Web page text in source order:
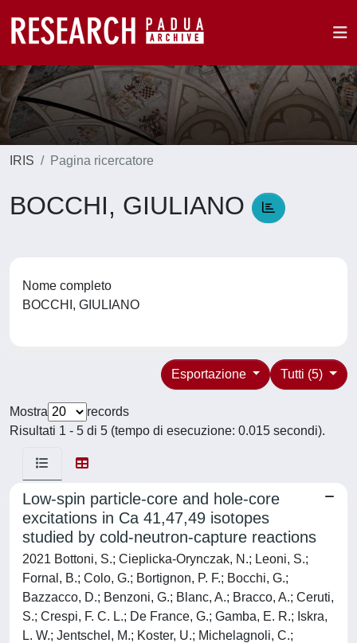
IRIS Pagina ricercatore
BOCCHI, GIULIANO
Nome completo
BOCCHI, GIULIANO
Tutti (5)
Esportazione
Mostra
records
Risultati 1 - 5 di 5 (tempo di esecuzione: 0.015 secondi).
Low-spin particle-core and hole-core
excitations in Ca 41,47,49 isotopes
studied by cold-neutron-capture reactions
2021 Bottoni, S.; Cieplicka-Orynczak, N.; Leoni, S.;
Fornal, B.; Colo, G.; Bortignon, P. F.; Bocchi, G.;
Bazzacco, D.; Benzoni, G.; Blanc, A.; Bracco, A.; Ceruti,
S.; Crespi, F. C. L.; De France, G.; Gamba, E. R.; Iskra,
L. W.; Jentschel, M.; Koster, U.; Michelagnoli, C.;